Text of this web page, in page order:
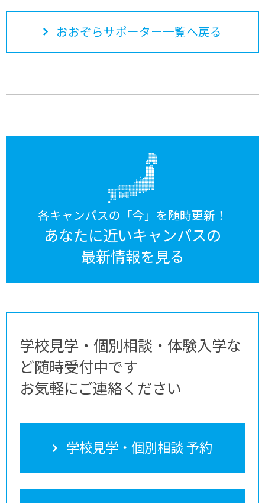
おおぞらサポーター一覧へ戻る
各キャンパスの「今」を随時更新！
あなたに近いキャンパスの
最新情報を見る
学校見学・個別相談・体験入学な
ど随時受付中です
お気軽にご連絡ください
学校見学・個別相談 予約